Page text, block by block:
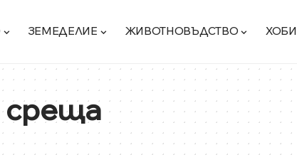
ЗЕМЕДЕЛИЕ ЖИВОТНОВЪДСТВО ХОБИ
среща